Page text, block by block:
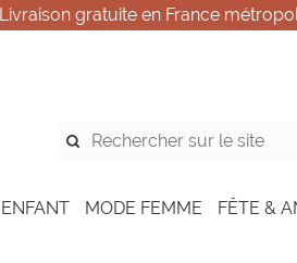
gratuite en France
MODE FEMME FÊTE &